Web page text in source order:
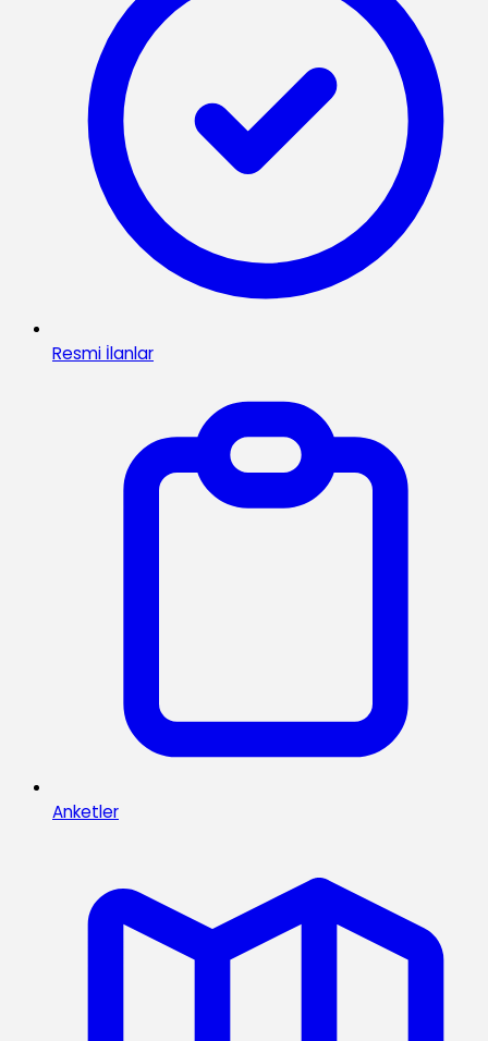
Resmi İlanlar
Anketler